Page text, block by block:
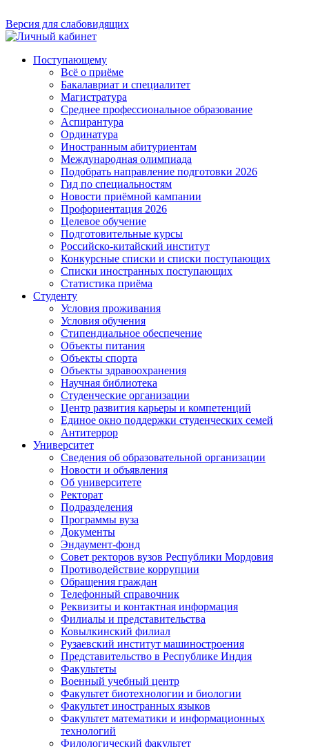
Версия для слабовидящих
Поступающему
Всё о приёме
Бакалавриат и специалитет
Магистратура
Среднее профессиональное образование
Аспирантура
Ординатура
Иностранным абитуриентам
Международная олимпиада
Подобрать направление подготовки 2026
Гид по специальностям
Новости приёмной кампании
Профориентация 2026
Целевое обучение
Подготовительные курсы
Российско-китайский институт
Конкурсные списки и списки поступающих
Списки иностранных поступающих
Статистика приёма
Студенту
Условия проживания
Условия обучения
Стипендиальное обеспечение
Объекты питания
Объекты спорта
Объекты здравоохранения
Научная библиотека
Студенческие организации
Центр развития карьеры и компетенций
Единое окно поддержки студенческих семей
Антитеррор
Университет
Сведения об образовательной организации
Новости и объявления
Об университете
Ректорат
Подразделения
Программы вуза
Документы
Эндаумент-фонд
Совет ректоров вузов Республики Мордовия
Противодействие коррупции
Обращения граждан
Телефонный справочник
Реквизиты и контактная информация
Филиалы и представительства
Ковылкинский филиал
Рузаевский институт машиностроения
Представительство в Республике Индия
Факультеты
Военный учебный центр
Факультет биотехнологии и биологии
Факультет иностранных языков
Факультет математики и информационных
технологий
Филологический факультет